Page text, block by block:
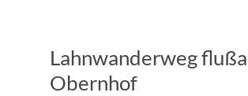
Lahnwanderweg
Obernhof